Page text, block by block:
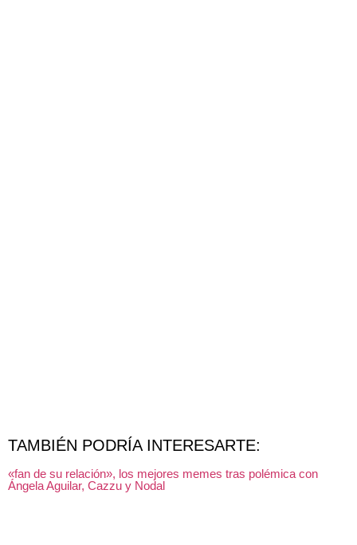
TAMBIÉN PODRÍA INTERESARTE:
«fan de su relación», los mejores memes tras polémica con
Ángela Aguilar, Cazzu y Nodal